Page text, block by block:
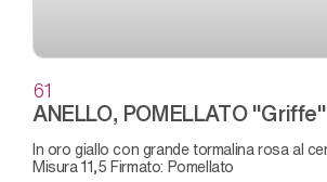
61
ANELLO, POMELLATO "Griffe"
in oro giallo con grande tormalina rosa al centro, gr. 25,4.
Misura 11,5 Firmato: Pomellato